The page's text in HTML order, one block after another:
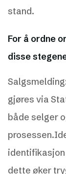
stand.
For å ordne
disse
gjøres via
både selger
dette øker